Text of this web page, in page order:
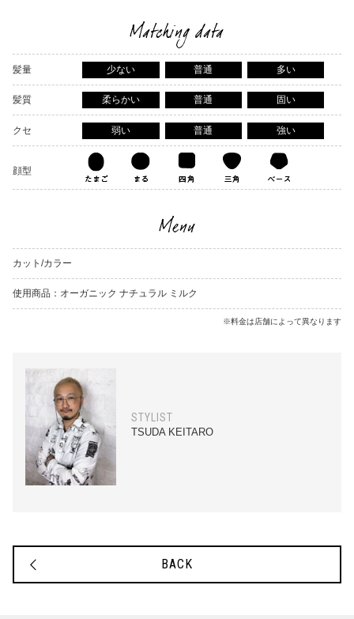
Matching data
髪量 少ない 普通 多い
髪質 柔らかい 普通 固い
クセ 弱い 普通 強い
顔型
Menu
カット/カラー
使用商品：オーガニック ナチュラル ミルク
※料金は店舗によって異なります
STYLIST
TSUDA KEITARO
BACK